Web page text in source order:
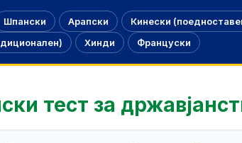
Шпански Арапски
Кинески
Хинди Француски
тест за